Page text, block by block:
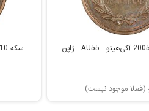
(فعلا موجود نیست)
سکه 10 ین 2005 آکی‌هیتو - EF45 - ژاپن